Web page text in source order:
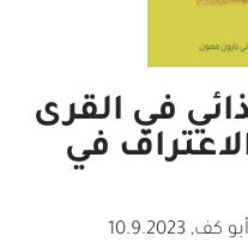
في القرى
في
كف,
10.9.2023